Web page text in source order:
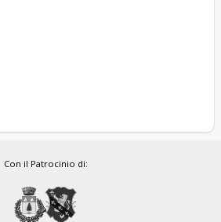
Con il Patrocinio di: